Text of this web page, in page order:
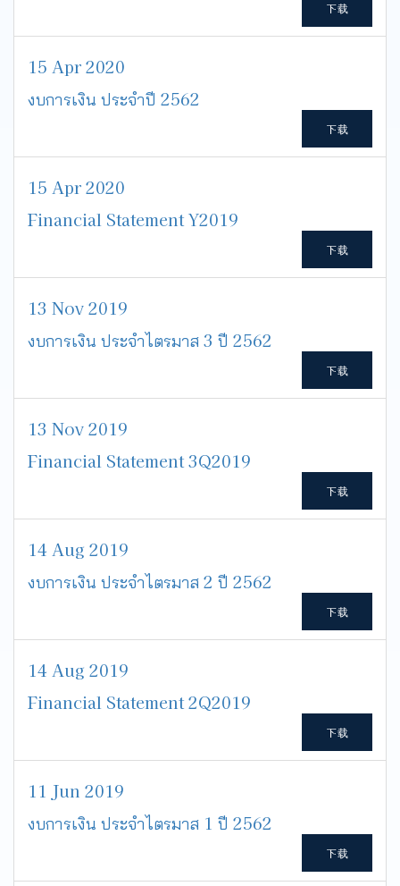
下载
15 Apr 2020
งบการเงิน ประจำปี 2562
下载
15 Apr 2020
Financial Statement Y2019
下载
13 Nov 2019
งบการเงิน ประจำไตรมาส 3 ปี 2562
下载
13 Nov 2019
Financial Statement 3Q2019
下载
14 Aug 2019
งบการเงิน ประจำไตรมาส 2 ปี 2562
下载
14 Aug 2019
Financial Statement 2Q2019
下载
11 Jun 2019
งบการเงิน ประจำไตรมาส 1 ปี 2562
下载